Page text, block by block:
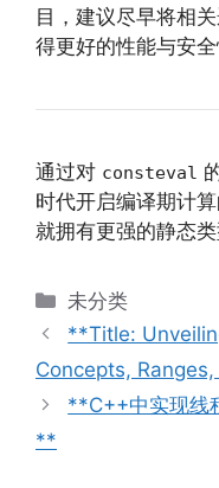
目，建议尽早将相
得更好的性能与安全
通过对 consteval
时代开启编译期计
就拥有更强的静态
分
类
未分类
**Title:
Concepts,
**C++中实现线
**